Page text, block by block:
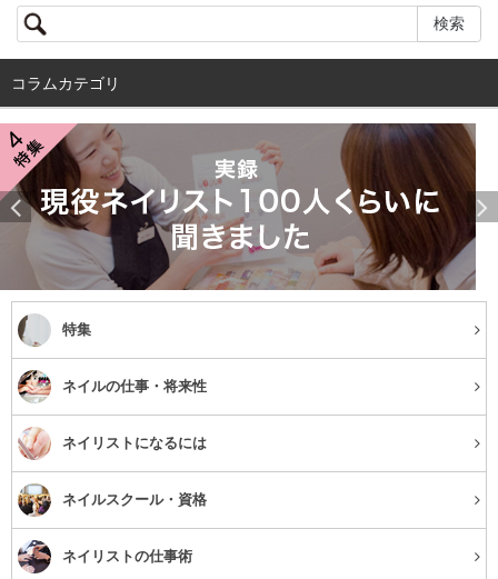
コラムカテゴリ
特集
ネイルの仕事・将来性
ネイリストになるには
ネイルスクール・資格
ネイリストの仕事術